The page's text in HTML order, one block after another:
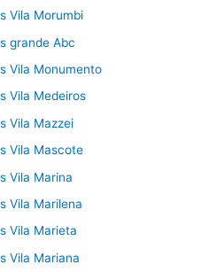
Vila Morumbi
grande Abc
Vila Monumento
Vila Medeiros
Vila Mazzei
Vila Mascote
Vila Marina
Vila Marilena
Vila Marieta
Vila Mariana